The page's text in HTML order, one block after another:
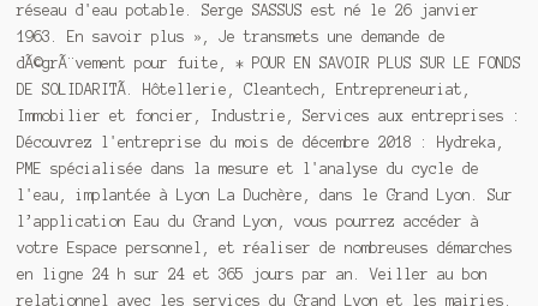
réseau d'eau potable. Serge SASSUS est né le 26 janvier
1963. En savoir plus », Je transmets une demande de
dÃ©grÃ¨vement pour fuite, * POUR EN SAVOIR PLUS SUR LE FONDS
DE SOLIDARITÃ. Hôtellerie, Cleantech, Entrepreneuriat,
Immobilier et foncier, Industrie, Services aux entreprises :
Découvrez l'entreprise du mois de décembre 2018 : Hydreka,
PME spécialisée dans la mesure et l'analyse du cycle de
l'eau, implantée à Lyon La Duchère, dans le Grand Lyon. Sur
l’application Eau du Grand Lyon, vous pourrez accéder à
votre Espace personnel, et réaliser de nombreuses démarches
en ligne 24 h sur 24 et 365 jours par an. Veiller au bon
relationnel avec les services du Grand Lyon et les mairies.